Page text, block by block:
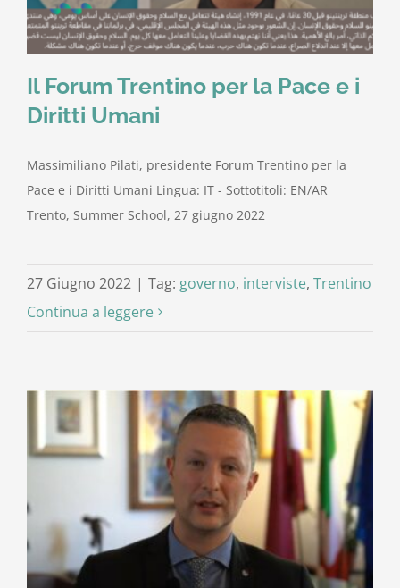
Il Forum Trentino per la Pace e i
Diritti Umani
Massimiliano Pilati, presidente Forum Trentino per la
Pace e i Diritti Umani Lingua: IT - Sottotitoli: EN/AR
Trento, Summer School, 27 giugno 2022
27 Giugno 2022 | Tag: governo, interviste, Trentino
Continua a leggere